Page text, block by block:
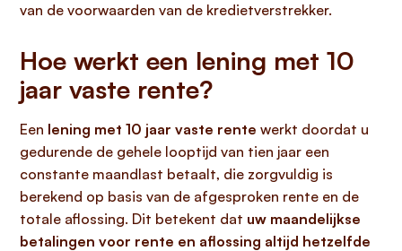
van de voorwaarden van de kredietverstrekker.
Hoe werkt een lening met 10
jaar vaste rente?
Een lening met 10 jaar vaste rente werkt doordat u
gedurende de gehele looptijd van tien jaar een
constante maandlast betaalt, die zorgvuldig is
berekend op basis van de afgesproken rente en de
totale aflossing. Dit betekent dat uw maandelijkse
betalingen voor rente en aflossing altijd hetzelfde